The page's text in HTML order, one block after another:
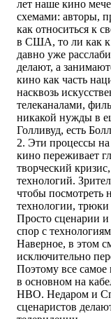
лет наше кино
схемами: авторы,
как относиться к
в США, то ли как к
давно уже
делают, а
кино как часть
насквозь
телеканалами,
никакой нужды в
Голливуд, есть
2. Эти процессы
кино переживает
творческий
технологий.
чтобы посмотреть
технологии,
Просто сценарии и
спор с
Наверное, в этом
исключительно
Поэтому все самое
в основном на
НВО. Недаром и
сценаристов